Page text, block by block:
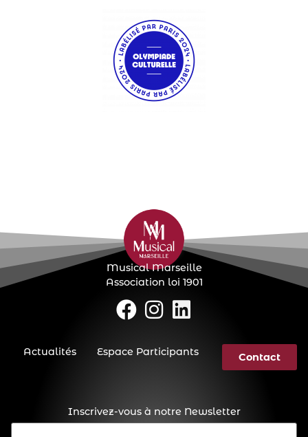
Inscrivez-vous à notre Newsletter
E-
Musical Marseille
Association loi 1901
Actualités Espace Participants Contact